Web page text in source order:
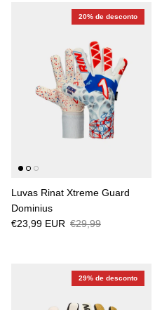
20% de desconto
Luvas Rinat Xtreme Guard
Dominius
€23,99 EUR €29,99
29% de desconto